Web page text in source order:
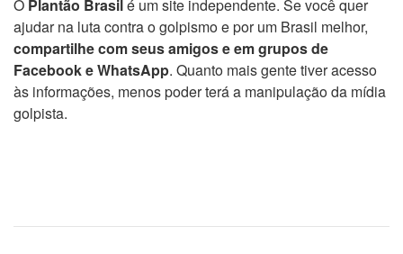
O Plantão Brasil é um site independente. Se você quer
ajudar na luta contra o golpismo e por um Brasil melhor,
compartilhe com seus amigos e em grupos de
Facebook e WhatsApp. Quanto mais gente tiver acesso
às informações, menos poder terá a manipulação da mídia
golpista.